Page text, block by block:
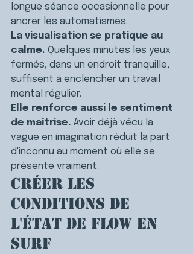
longue séance occasionnelle pour
ancrer les automatismes.
La visualisation se pratique au
calme. Quelques minutes les yeux
fermés, dans un endroit tranquille,
suffisent à enclencher un travail
mental régulier.
Elle renforce aussi le sentiment
de maîtrise. Avoir déjà vécu la
vague en imagination réduit la part
d'inconnu au moment où elle se
présente vraiment.
Créer les
conditions de
l'état de flow en
surf